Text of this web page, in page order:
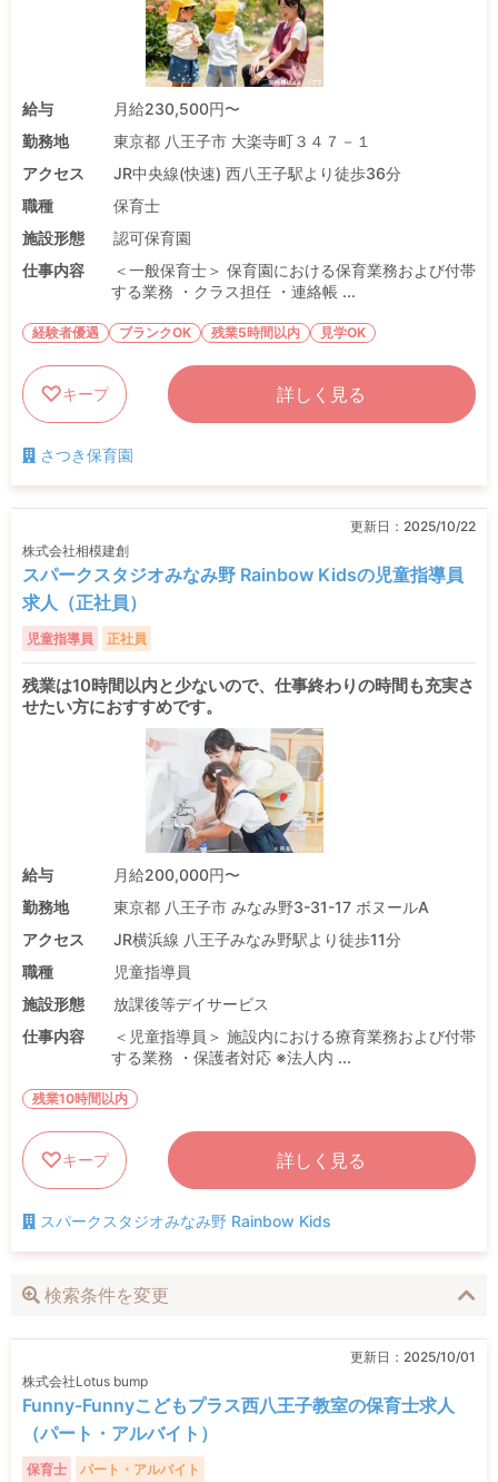
給与
月給230,500円〜
勤務地
東京都 八王子市 大楽寺町３４７－１
アクセス
JR中央線(快速) 西八王子駅より徒歩36分
職種
保育士
施設形態
認可保育園
仕事内容
＜一般保育士＞ 保育園における保育業務および付帯
する業務 ・クラス担任 ・連絡帳 ...
経験者優遇 ブランクOK 残業5時間以内 見学OK
キープ 詳しく見る
さつき保育園
更新日： 2025/10/22
株式会社相模建創
スパークスタジオみなみ野 Rainbow Kidsの児童指導員
求人（正社員）
児童指導員 正社員
残業は10時間以内と少ないので、仕事終わりの時間も充実さ
せたい方におすすめです。
給与
月給200,000円〜
勤務地
東京都 八王子市 みなみ野3-31-17 ボヌールA
アクセス
JR横浜線 八王子みなみ野駅より徒歩11分
職種
児童指導員
施設形態
放課後等デイサービス
仕事内容
＜児童指導員＞ 施設内における療育業務および付帯
する業務 ・保護者対応 ※法人内 ...
残業10時間以内
キープ 詳しく見る
スパークスタジオみなみ野 Rainbow Kids
検索条件を変更
更新日： 2025/10/01
株式会社Lotus bump
Funny-Funnyこどもプラス西八王子教室の保育士求人
（パート・アルバイト）
保育士 パート・アルバイト